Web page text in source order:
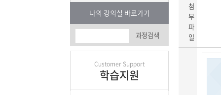
나의 강의실 바로가기
과정검색
Customer Support
학습지원
첨
부
파
일